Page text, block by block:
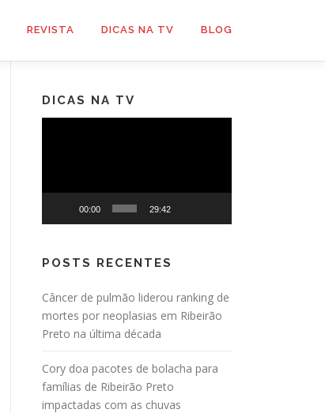
REVISTA DICAS NA TV BLOG
DICAS NA TV
00:00 29:42
POSTS RECENTES
Câncer de pulmão liderou ranking de
mortes por neoplasias em Ribeirão
Preto na última década
Cory doa pacotes de bolacha para
famílias de Ribeirão Preto
impactadas com as chuvas